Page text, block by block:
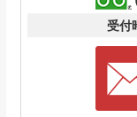
受付